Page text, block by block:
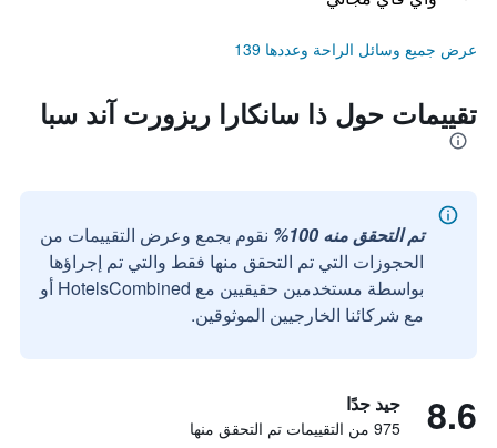
عرض جميع وسائل الراحة وعددها 139
تقييمات حول ذا سانكارا ريزورت آند سبا
تم التحقق منه 100%
نقوم بجمع وعرض التقييمات من
الحجوزات التي تم التحقق منها فقط والتي تم إجراؤها
بواسطة مستخدمين حقيقيين مع HotelsCombined أو
مع شركائنا الخارجيين الموثوقين.
8.6 جيد جدًا
975 من التقييمات تم التحقق منها